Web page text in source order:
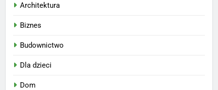
Architektura
Biznes
Budownictwo
Dla dzieci
Dom